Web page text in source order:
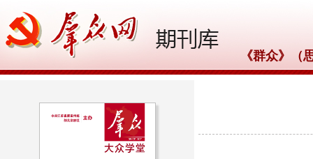
《群众》（